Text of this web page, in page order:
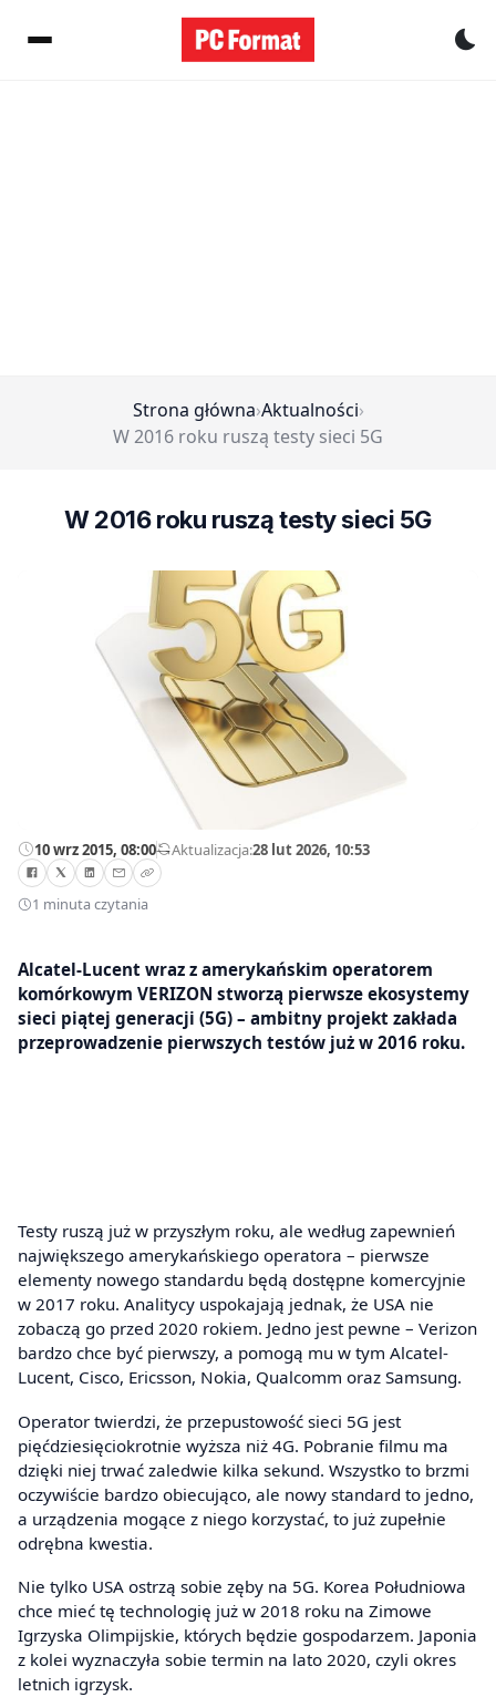
Strona główna›Aktualności›
W 2016 roku ruszą testy sieci 5G
W 2016 roku ruszą testy sieci 5G
10 wrz 2015, 08:00—Aktualizacja:28 lut 2026, 10:53
1 minuta czytania
Alcatel-Lucent wraz z amerykańskim operatorem
komórkowym VERIZON stworzą pierwsze ekosystemy
sieci piątej generacji (5G) – ambitny projekt zakłada
przeprowadzenie pierwszych testów już w 2016 roku.
Testy ruszą już w przyszłym roku, ale według zapewnień
największego amerykańskiego operatora – pierwsze
elementy nowego standardu będą dostępne komercyjnie
w 2017 roku. Analitycy uspokajają jednak, że USA nie
zobaczą go przed 2020 rokiem. Jedno jest pewne – Verizon
bardzo chce być pierwszy, a pomogą mu w tym Alcatel-
Lucent, Cisco, Ericsson, Nokia, Qualcomm oraz Samsung.
Operator twierdzi, że przepustowość sieci 5G jest
pięćdziesięciokrotnie wyższa niż 4G. Pobranie filmu ma
dzięki niej trwać zaledwie kilka sekund. Wszystko to brzmi
oczywiście bardzo obiecująco, ale nowy standard to jedno,
a urządzenia mogące z niego korzystać, to już zupełnie
odrębna kwestia.
Nie tylko USA ostrzą sobie zęby na 5G. Korea Południowa
chce mieć tę technologię już w 2018 roku na Zimowe
Igrzyska Olimpijskie, których będzie gospodarzem. Japonia
z kolei wyznaczyła sobie termin na lato 2020, czyli okres
letnich igrzysk.